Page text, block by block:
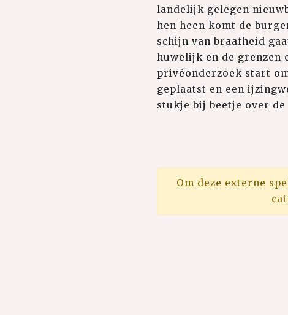
landelijk gelegen
hen heen komt de
schijn van braafheid
huwelijk en de grenzen
privéonderzoek start
geplaatst en een
stukje bij beetje over
Om deze externe